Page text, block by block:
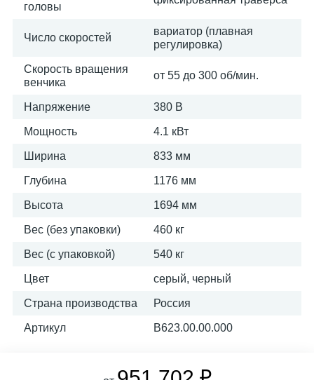
головы
Число скоростей
вариатор (плавная
регулировка)
Скорость вращения
венчика
от 55 до 300 об/мин.
Напряжение 380 В
Мощность 4.1 кВт
Ширина 833 мм
Глубина 1176 мм
Высота 1694 мм
Вес (без упаковки) 460 кг
Вес (с упаковкой) 540 кг
Цвет серый, черный
Страна производства Россия
Артикул В623.00.00.000